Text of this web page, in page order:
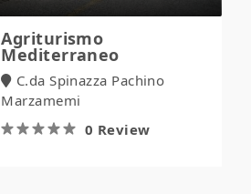
Agriturismo
Mediterraneo
C.da Spinazza Pachino
Marzamemi
0 Review